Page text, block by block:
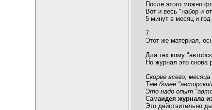
После этого можно
Вот и весь "набор и
5 минут в месяц и
7.
Этот же материал,
Для тех кому
Но журнал это снова
Скорее всего,
Тем более
Это надо опыт
Самаидея журнала
Это действительно